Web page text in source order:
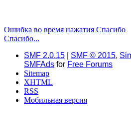
Ошибка во время нажатия Спасибо
Спасибо...
SMF 2.0.15
SMF © 2015,
SMFAds for Free Forums
Sitemap
XHTML
RSS
Мобильная версия